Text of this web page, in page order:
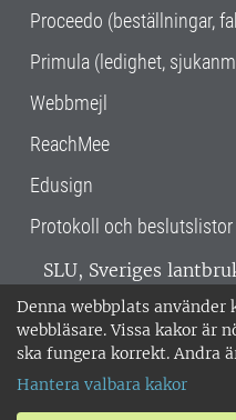
Denna webbplats använder
webbläsare. Vissa kakor är
ska fungera korrekt. Andra
Hantera valbara kakor
Proceedo (beställningar,
Primula (ledighet,
Webbmejl
ReachMee
Edusign
Protokoll och beslutslistor
SLU, Sveriges
verksamhet över
Alnarp, Uppsala och
miljöcertifierat enligt
018-67 10 00 • Org